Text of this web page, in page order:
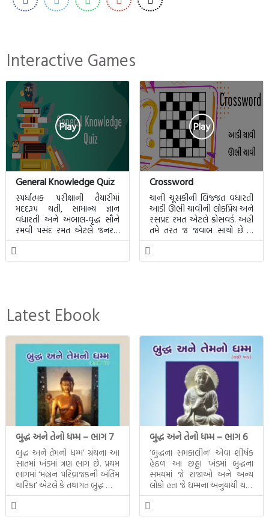
Interactive Games
Play
General Knowledge Quiz
સ્પર્ધાત્મક પરીક્ષાની તૈયારીમાં
મદદરૂપ થતી, સામાન્ય જ્ઞાન
વધારતી અને અબાલ-વૃદ્ધ સૌને
રમવી પસંદ રમત એટલે જનરલ
નોલેજ ક્વિઝ.
Play
Crossword
ચાની ચૂસકીની લિજ્જત વધારતી
આડી ઊભી ચાવીની લોકપ્રિય અને
રસપ્રદ રમત એટલે ક્રોસવર્ડ. અહીં
તમે તરત જ જવાબ સાચો છે કે
ખોટો તે જાણી શકાશે.
Latest Ebook
બુદ્ધ અને તેનો ધમ્મ – ભાગ 7
બુદ્ધ અને તેમનો ધમ્મ’ ગ્રંથના આ
સાતમાં ખંડમાં ત્રણ ભાગ છે. પ્રથમ
ભાગમાં ‘મહાન પરિવ્રાજકની અંતિમ
ચારિકા’ એટલે કે તથાગત બુદ્ધ સાથે
સતત પરિભ્રમણ કરતા સહચારીઓ
મુલાકાત, બીજા ભાગમાં તથાગતે
બુદ્ધ અને તેનો ધમ્મ – ભાગ 6
‘બુદ્ધના સમકાલીન’ એવા શીર્ષક
હેઠળ આ છઠ્ઠા ખંડમાં બુદ્ધના
સમયમાં જે રાજાઓ અને અન્ય
લોકો હતા જે ધમ્મના અનુયાયી થયા.
તેમનો અને બુદ્ધ વચ્ચે થયેલો